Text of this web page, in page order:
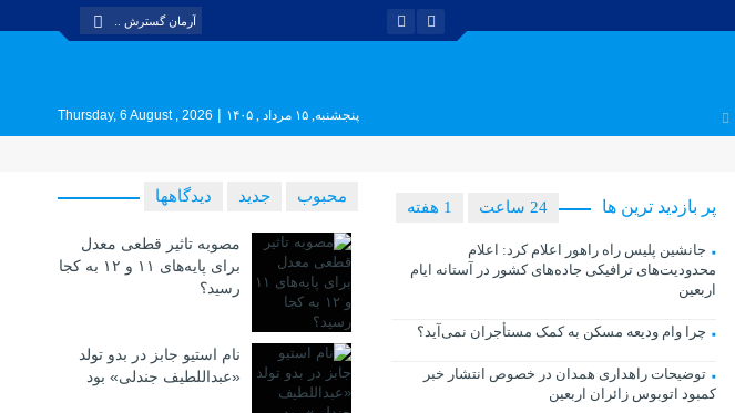
پنجشنبه, ۱۵ مرداد , ۱۴۰۵ |
Thursday, 6 August , 2026
پر بازدید ترین ها 1 هفته 24 ساعت
جانشین پلیس راه راهور اعلام کرد: اعلام
محدودیت‌های ترافیکی جاده‌های کشور در آستانه ایام
اربعین
چرا وام ودیعه مسکن به کمک مستأجران نمی‌آید؟
توضیحات راهداری همدان در خصوص انتشار خبر
کمبود اتوبوس زائران اربعین
محبوب جدید دیدگاهها
مصوبه تاثیر قطعی معدل
برای پایه‌های ۱۱ و ۱۲ به کجا
رسید؟
نام استیو جابز در بدو تولد
«عبداللطیف جندلی» بود